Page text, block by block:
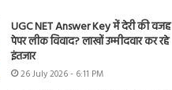
UGC NET Answer Key में देरी की वजह
पेपर लीक विवाद? लाखों उम्मीदवार कर रहे
इंतजार
26 July 2026 - 6:11 PM